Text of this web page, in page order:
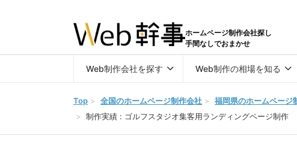
ホームページ制作会社探し
手間なしでおまかせ
Web制作会社を探す Web制作の相場を知る
Top > 全国のホームページ制作会社 > 福岡県のホームページ
>
制作実績 : ゴルフスタジオ集客用ランディングページ制作